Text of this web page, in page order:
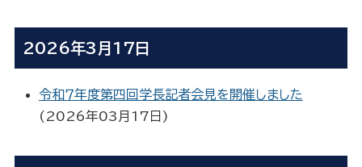
2026年3月17日
令和７年度第四回学長記者会見を開催しました
( 2026年03月17日 )